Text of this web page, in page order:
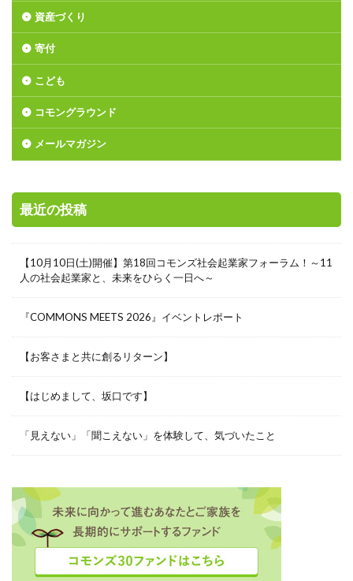
資産づくり
寄付
こども
コモングラウンド
メールマガジン
最近の投稿
【10月10日(土)開催】第18回コモンズ社会起業家フォーラム！～11
人の社会起業家と、未来をひらく一日へ～
『COMMONS MEETS 2026』イベントレポート
【お客さまと共に創るリターン】
【はじめまして、坂口です】
「見えない」「聞こえない」を体験して、気づいたこと